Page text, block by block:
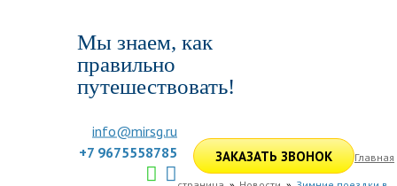
Мы знаем, как
правильно
путешествовать!
info@mirsg.ru
+7 9675558785
ЗАКАЗАТЬ ЗВОНОК Главная